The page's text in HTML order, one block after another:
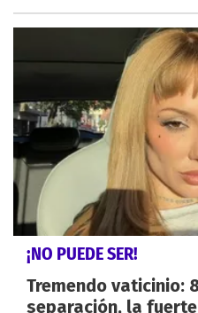
¡NO PUEDE SER!
Tremendo vaticinio:
separación, la